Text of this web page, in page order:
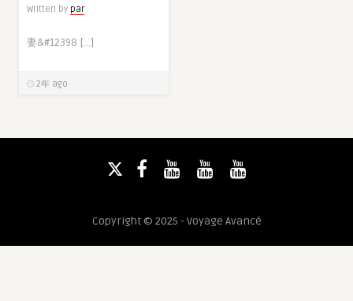
Written by par
妻&#12398 […]
2年 ago
Copyright © 2025 - Voyage Avancé